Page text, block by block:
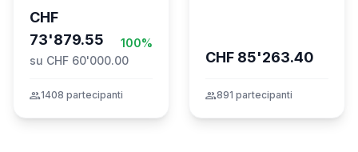
CHF
73'879.55
100%
su CHF 60'000.00
group1408 partecipanti
CHF 85'263.40
group891 partecipanti